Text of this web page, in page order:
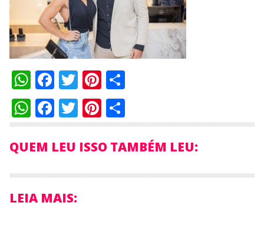
WhatsApp
Facebook
Twitter
Pinterest
Compartilhar
WhatsApp
Facebook
Twitter
Pinterest
Compartilhar
QUEM LEU ISSO TAMBÉM LEU:
LEIA MAIS: